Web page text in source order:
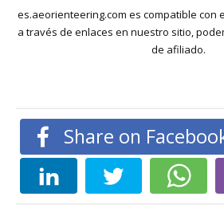
es.aeorienteering.com es compatible con
a través de enlaces en nuestro sitio,
de afiliado.
Share on